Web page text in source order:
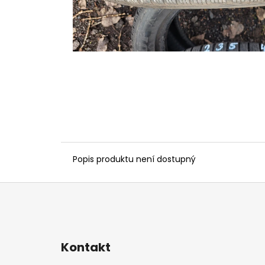
Popis produktu není dostupný
Z
Kontakt